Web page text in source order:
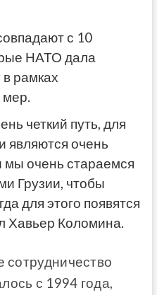
с 10
НАТО дала
рамках
мер.
четкий путь, для
являются очень
мы очень стараемся
Грузии, чтобы
для этого появятся
Хавьер Коломина.
сотрудничество
с 1994 года,